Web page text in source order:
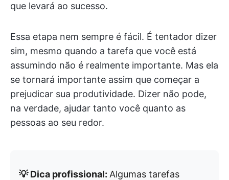
que levará ao sucesso.
Essa etapa nem sempre é fácil. É tentador dizer
sim, mesmo quando a tarefa que você está
assumindo não é realmente importante. Mas ela
se tornará importante assim que começar a
prejudicar sua produtividade. Dizer não pode,
na verdade, ajudar tanto você quanto as
pessoas ao seu redor.
💡 Dica profissional: Algumas tarefas